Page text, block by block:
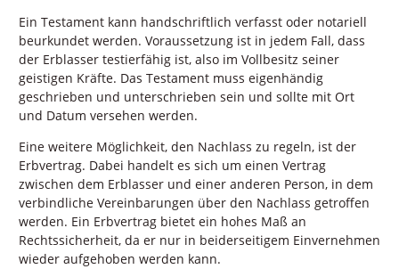
Ein Testament kann handschriftlich verfasst oder notariell
beurkundet werden. Voraussetzung ist in jedem Fall, dass
der Erblasser testierfähig ist, also im Vollbesitz seiner
geistigen Kräfte. Das Testament muss eigenhändig
geschrieben und unterschrieben sein und sollte mit Ort
und Datum versehen werden.
Eine weitere Möglichkeit, den Nachlass zu regeln, ist der
Erbvertrag. Dabei handelt es sich um einen Vertrag
zwischen dem Erblasser und einer anderen Person, in dem
verbindliche Vereinbarungen über den Nachlass getroffen
werden. Ein Erbvertrag bietet ein hohes Maß an
Rechtssicherheit, da er nur in beiderseitigem Einvernehmen
wieder aufgehoben werden kann.